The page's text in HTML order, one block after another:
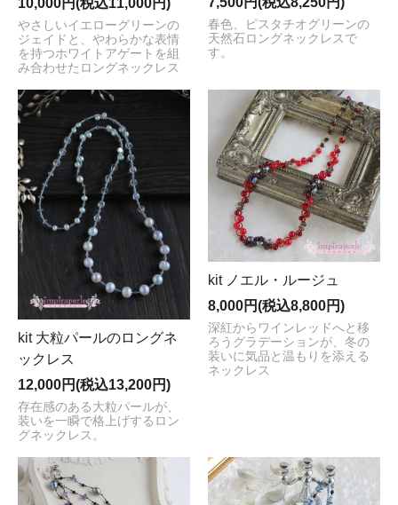
10,000円(税込11,000円)
やさしいイエローグリーンの
ジェイドと、やわらかな表情
を持つホワイトアゲートを組
み合わせたロングネックレス
春色、ピスタチオグリーンの
天然石ロングネックレスで
す。
kit 大粒パールのロングネ
ックレス
12,000円(税込13,200円)
存在感のある大粒パールが、
装いを一瞬で格上げするロン
グネックレス。
kit ノエル・ルージュ
8,000円(税込8,800円)
深紅からワインレッドへと移
ろうグラデーションが、冬の
装いに気品と温もりを添える
ネックレス